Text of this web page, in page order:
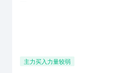
主力买入力量较弱